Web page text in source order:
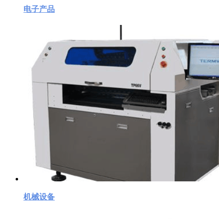
电子产品
机械设备